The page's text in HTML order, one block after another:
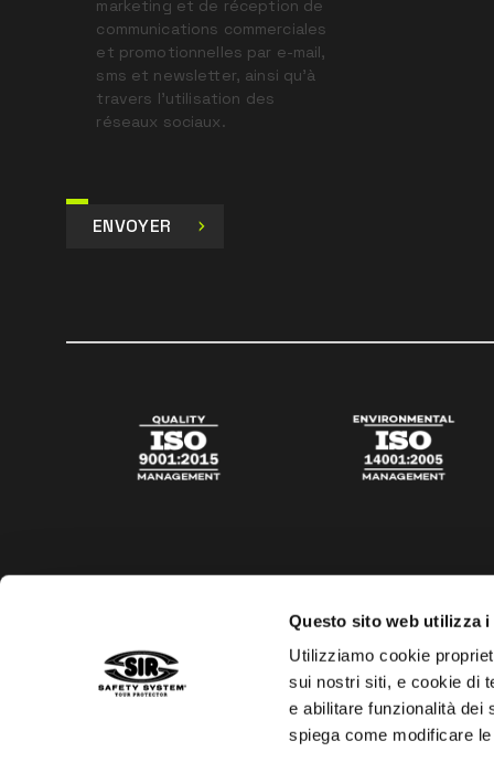
Questo sito web utilizza i
Utilizziamo cookie
sui nostri siti, e cookie di
e abilitare funzionalità dei
spiega come modificare
marketing et de réception de
communications commerciales
et promotionnelles par e-mail,
sms et newsletter, ainsi qu’à
travers l’utilisation des
réseaux sociaux.
ENVOYER